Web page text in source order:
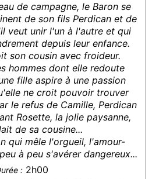
de campagne, le Baron se
de son fils Perdican et de
veut unir l'un à l'autre et qui
depuis leur enfance.
son cousin avec froideur.
hommes dont elle redoute
fille aspire à une passion
ne croit pouvoir trouver
le refus de Camille, Perdican
Rosette, la jolie paysanne,
de sa cousine...
qui mêle l'orgueil, l'amour-
à peu s'avérer dangereux...
: 2h00